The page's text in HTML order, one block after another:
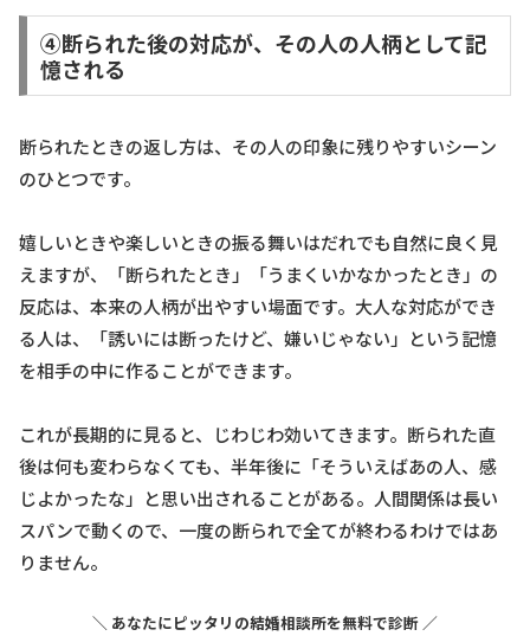
④断られた後の対応が、その人の人柄として記
憶される
断られたときの返し方は、その人の印象に残りやすいシーン
のひとつです。
嬉しいときや楽しいときの振る舞いはだれでも自然に良く見
えますが、「断られたとき」「うまくいかなかったとき」の
反応は、本来の人柄が出やすい場面です。大人な対応ができ
る人は、「誘いには断ったけど、嫌いじゃない」という記憶
を相手の中に作ることができます。
これが長期的に見ると、じわじわ効いてきます。断られた直
後は何も変わらなくても、半年後に「そういえばあの人、感
じよかったな」と思い出されることがある。人間関係は長い
スパンで動くので、一度の断られで全てが終わるわけではあ
りません。
＼ あなたにピッタリの結婚相談所を無料で診断 ／